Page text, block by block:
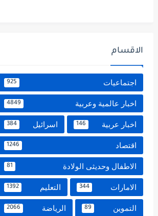
الاقسام
اجتماعيات 925
اخبار عالمية وعربية 4849
اخبار عربية 146 اسرائيل 384
اقتصاد 1246
الاطفال وحديثى الولادة 81
الامارات 344 التعليم 1392
التموين 89 الرياضة 2066